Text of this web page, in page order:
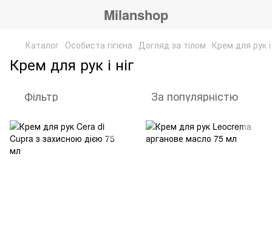
Milanshop
Каталог Особиста гігієна Догляд за тілом Крем для рук і
Крем для рук і ніг
Фільтр За популярністю